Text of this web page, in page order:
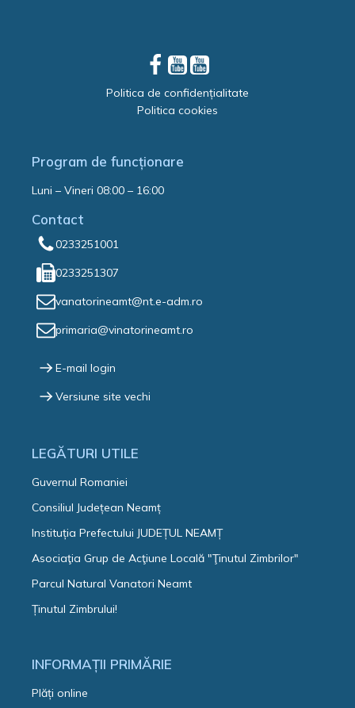
Politica de confidențialitate
Politica cookies
Program de funcționare
Luni – Vineri 08:00 – 16:00
Contact
0233251001
0233251307
vanatorineamt@nt.e-adm.ro
primaria@vinatorineamt.ro
E-mail login
Versiune site vechi
LEGĂTURI UTILE
Guvernul Romaniei
Consiliul Județean Neamț
Instituția Prefectului JUDEȚUL NEAMȚ
Asociaţia Grup de Acţiune Locală "Ţinutul Zimbrilor"
Parcul Natural Vanatori Neamt
Ținutul Zimbrului!
INFORMAȚII PRIMĂRIE
Plăți online